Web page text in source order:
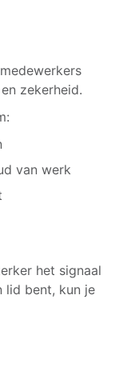
zekerheid.
van werk
het signaal
lid bent, kun je